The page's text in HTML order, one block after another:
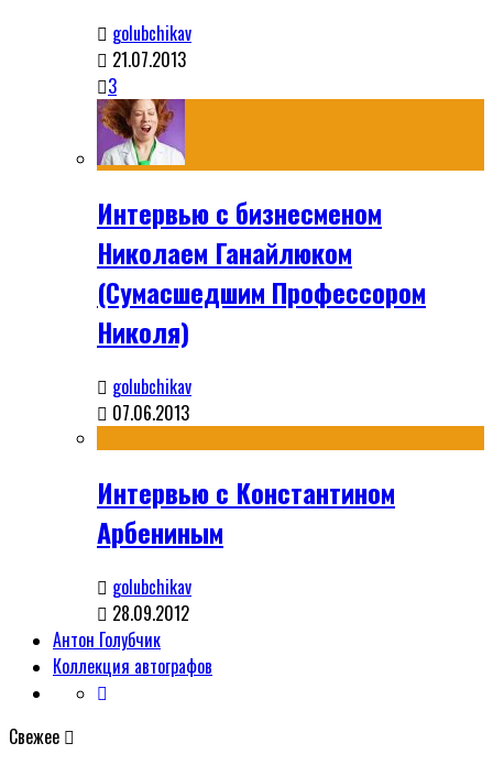
golubchikav
21.07.2013
3
Интервью с бизнесменом
Николаем Ганайлюком
(Сумасшедшим Профессором
Николя)
golubchikav
07.06.2013
Интервью с Константином
Арбениным
golubchikav
28.09.2012
Антон Голубчик
Коллекция автографов
Свежее